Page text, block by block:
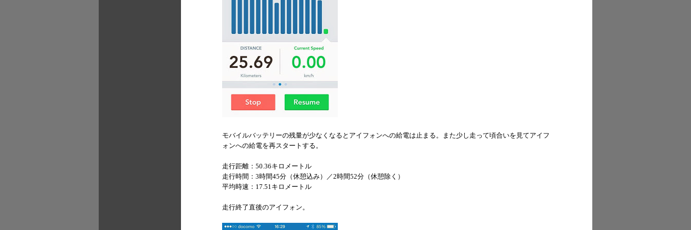
モバイルバッテリーの残量が少なくなるとアイフォンへの給電は止まる。また少し走って頃合いを見てアイフ
ォンへの給電を再スタートする。
走行距離：50.36キロメートル
走行時間：3時間45分（休憩込み）／2時間52分（休憩除く）
平均時速：17.51キロメートル
走行終了直後のアイフォン。